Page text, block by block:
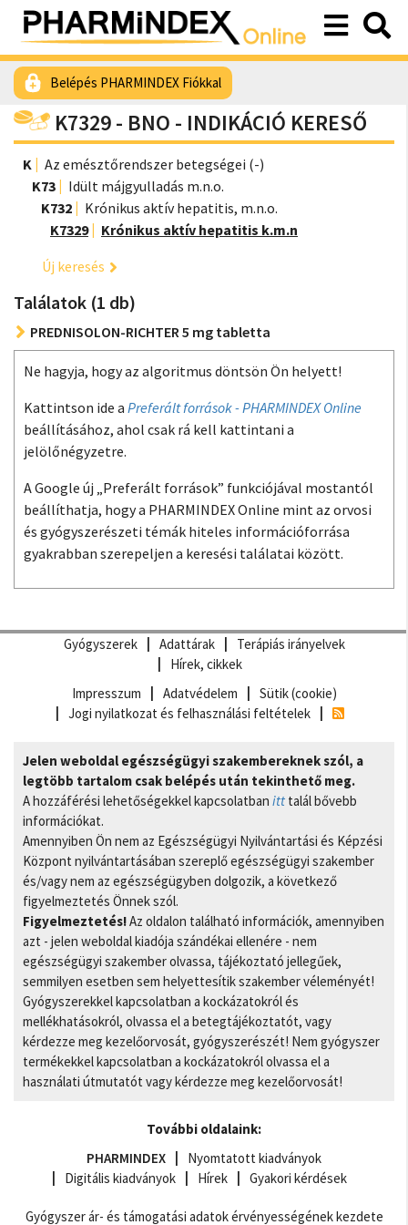
Belépés PHARMINDEX Fiókkal
K7329 - BNO - INDIKÁCIÓ KERESŐ
K
Az emésztőrendszer betegségei (-)
K73
Idült májgyulladás m.n.o.
K732
Krónikus aktív hepatitis, m.n.o.
K7329
Krónikus aktív hepatitis k.m.n
Új keresés
Találatok (1 db)
PREDNISOLON-RICHTER 5 mg tabletta
Ne hagyja, hogy az algoritmus döntsön Ön helyett!
Kattintson ide a Preferált források - PHARMINDEX Online
beállításához, ahol csak rá kell kattintani a
jelölőnégyzetre.
A Google új „Preferált források” funkciójával mostantól
beállíthatja, hogy a PHARMINDEX Online mint az orvosi
és gyógyszerészeti témák hiteles információforrása
gyakrabban szerepeljen a keresési találatai között.
Gyógyszerek Adattárak
Terápiás irányelvek
Hírek, cikkek
Impresszum
Adatvédelem
Sütik (cookie)
Jogi nyilatkozat és felhasználási feltételek
Jelen weboldal egészségügyi szakembereknek szól, a
legtöbb tartalom csak belépés után tekinthető meg.
A hozzáférési lehetőségekkel kapcsolatban itt talál bővebb
információkat.
Amennyiben Ön nem az Egészségügyi Nyilvántartási és Képzési
Központ nyilvántartásában szereplő egészségügyi szakember
és/vagy nem az egészségügyben dolgozik, a következő
figyelmeztetés Önnek szól.
Figyelmeztetés!Az oldalon található információk, amennyiben
azt - jelen weboldal kiadója szándékai ellenére - nem
egészségügyi szakember olvassa, tájékoztató jellegűek,
semmilyen esetben sem helyettesítik szakember véleményét!
Gyógyszerekkel kapcsolatban a kockázatokról és
mellékhatásokról, olvassa el a betegtájékoztatót, vagy
kérdezze meg kezelőorvosát, gyógyszerészét! Nem gyógyszer
termékekkel kapcsolatban a kockázatokról olvassa el a
használati útmutatót vagy kérdezze meg kezelőorvosát!
További oldalaink:
PHARMINDEX
Nyomtatott kiadványok
Digitális kiadványok
Hírek Gyakori kérdések
Gyógyszer ár- és támogatási adatok érvényességének kezdete